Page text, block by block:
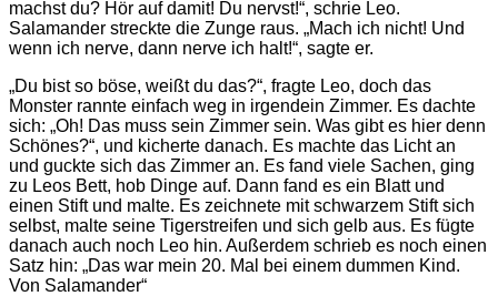
machst du? Hör auf damit! Du nervst!“, schrie Leo.
Salamander streckte die Zunge raus. „Mach ich nicht! Und
wenn ich nerve, dann nerve ich halt!“, sagte er.
„Du bist so böse, weißt du das?“, fragte Leo, doch das
Monster rannte einfach weg in irgendein Zimmer. Es dachte
sich: „Oh! Das muss sein Zimmer sein. Was gibt es hier denn
Schönes?“, und kicherte danach. Es machte das Licht an
und guckte sich das Zimmer an. Es fand viele Sachen, ging
zu Leos Bett, hob Dinge auf. Dann fand es ein Blatt und
einen Stift und malte. Es zeichnete mit schwarzem Stift sich
selbst, malte seine Tigerstreifen und sich gelb aus. Es fügte
danach auch noch Leo hin. Außerdem schrieb es noch einen
Satz hin: „Das war mein 20. Mal bei einem dummen Kind.
Von Salamander“